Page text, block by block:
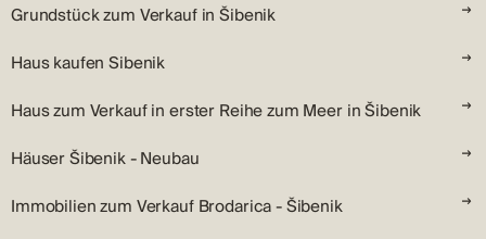
Grundstück zum Verkauf in Šibenik
Haus kaufen Sibenik
Haus zum Verkauf in erster Reihe zum Meer in Šibenik
Häuser Šibenik - Neubau
Immobilien zum Verkauf Brodarica - Šibenik